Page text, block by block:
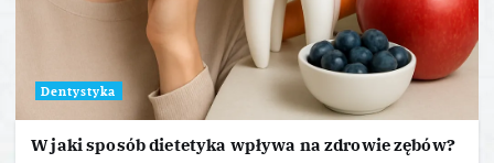
Dentystyka
W jaki sposób dietetyka wpływa na zdrowie zębów?